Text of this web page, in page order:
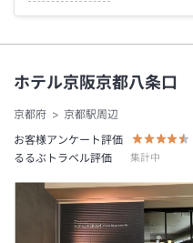
ホテル京阪京都八条口
京都府
京都駅周辺
お客様アンケート評価
るるぶトラベル評価
集計中